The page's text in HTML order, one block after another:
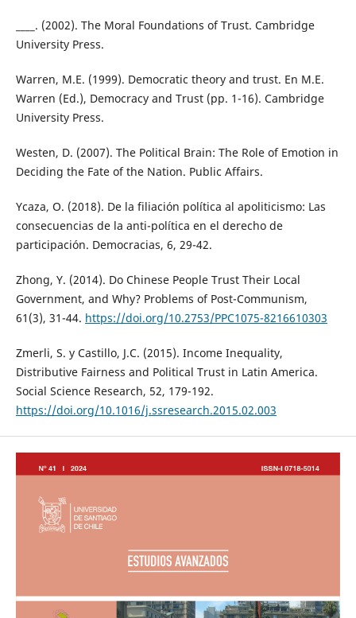
____. (2002). The Moral Foundations of Trust. Cambridge
University Press.
Warren, M.E. (1999). Democratic theory and trust. En M.E.
Warren (Ed.), Democracy and Trust (pp. 1-16). Cambridge
University Press.
Westen, D. (2007). The Political Brain: The Role of Emotion in
Deciding the Fate of the Nation. Public Affairs.
Ycaza, O. (2018). De la filiación política al apoliticismo: Las
consecuencias de la anti-política en el derecho de
participación. Democracias, 6, 29-42.
Zhong, Y. (2014). Do Chinese People Trust Their Local
Government, and Why? Problems of Post-Communism,
61(3), 31-44. https://doi.org/10.2753/PPC1075-8216610303
Zmerli, S. y Castillo, J.C. (2015). Income Inequality,
Distributive Fairness and Political Trust in Latin America.
Social Science Research, 52, 179-192.
https://doi.org/10.1016/j.ssresearch.2015.02.003